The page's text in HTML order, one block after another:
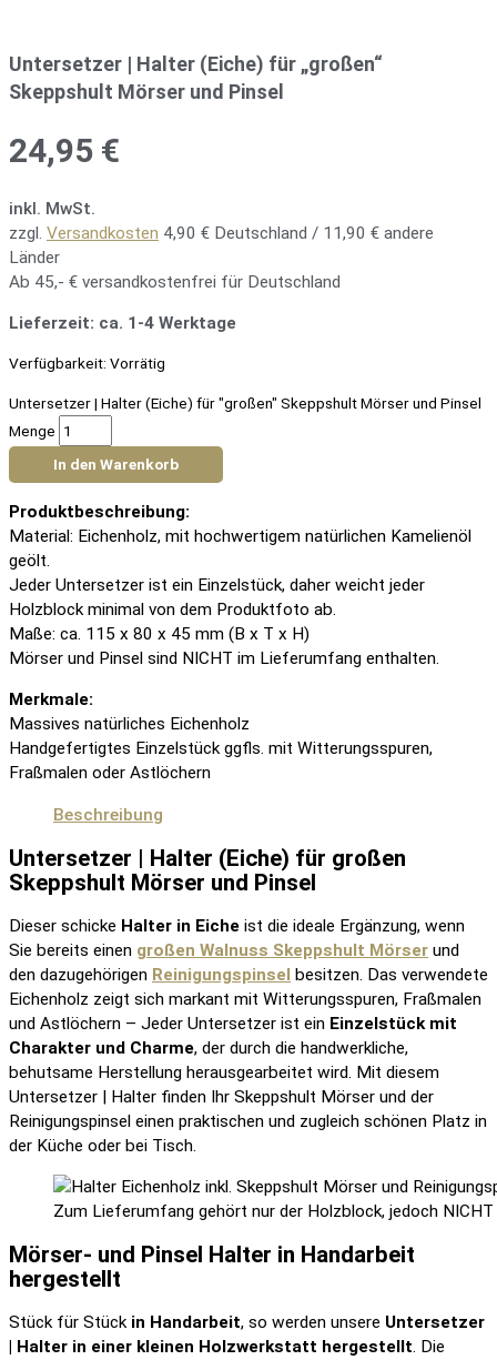
Untersetzer | Halter (Eiche) für „großen“
Skeppshult Mörser und Pinsel
24,95 €
inkl. MwSt.
zzgl. Versandkosten 4,90 € Deutschland / 11,90 € andere
Länder
Ab 45,- € versandkostenfrei für Deutschland
Lieferzeit: ca. 1-4 Werktage
Verfügbarkeit: Vorrätig
Untersetzer | Halter (Eiche) für "großen" Skeppshult Mörser und Pinsel
Menge
In den Warenkorb
Produktbeschreibung:
Material: Eichenholz, mit hochwertigem natürlichen Kamelienöl
geölt.
Jeder Untersetzer ist ein Einzelstück, daher weicht jeder
Holzblock minimal von dem Produktfoto ab.
Maße: ca. 115 x 80 x 45 mm (B x T x H)
Mörser und Pinsel sind NICHT im Lieferumfang enthalten.
Merkmale:
Massives natürliches Eichenholz
Handgefertigtes Einzelstück ggfls. mit Witterungsspuren,
Fraßmalen oder Astlöchern
Beschreibung
Untersetzer | Halter (Eiche) für großen
Skeppshult Mörser und Pinsel
Dieser schicke Halter in Eiche ist die ideale Ergänzung, wenn
Sie bereits einen großen Walnuss Skeppshult Mörser und
den dazugehörigen Reinigungspinsel besitzen. Das verwendete
Eichenholz zeigt sich markant mit Witterungsspuren, Fraßmalen
und Astlöchern – Jeder Untersetzer ist ein Einzelstück mit
Charakter und Charme, der durch die handwerkliche,
behutsame Herstellung herausgearbeitet wird. Mit diesem
Untersetzer | Halter finden Ihr Skeppshult Mörser und der
Reinigungspinsel einen praktischen und zugleich schönen Platz in
der Küche oder bei Tisch.
Zum Lieferumfang gehört nur der Holzblock, jedoch
Mörser- und Pinsel Halter in Handarbeit
hergestellt
Stück für Stück in Handarbeit, so werden unsere Untersetzer
| Halter in einer kleinen Holzwerkstatt hergestellt. Die